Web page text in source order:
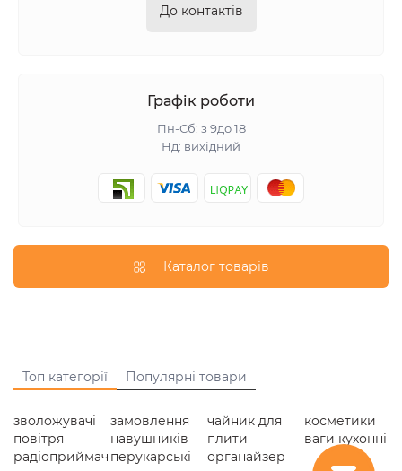
До контактів
Графік роботи
Пн-Сб: з 9до 18
Нд: вихідний
Каталог товарів
Топ категорії Популярні товари
зволожувачі
повітря
радіоприймач
замовлення
навушників
перукарські
чайник для
плити
органайзер
косметики
ваги кухонні